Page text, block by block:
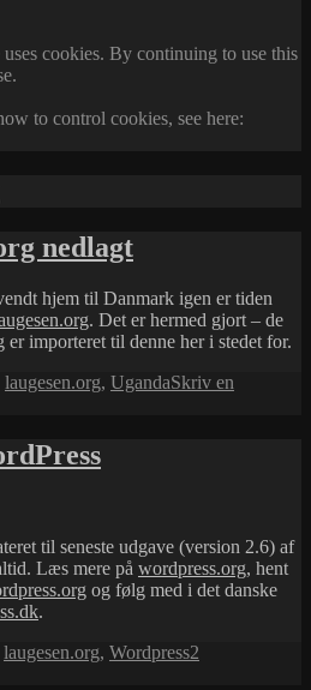
cookies. By continuing to use this
to control cookies, see here:
nedlagt
hjem til Danmark igen er tiden
. Det er hermed gjort – de
importeret til denne her i stedet for.
laugesen.org, UgandaSkriv en
til seneste udgave (version 2.6) af
Læs mere på wordpress.org, hent
og følg med i det danske
.
laugesen.org, Wordpress2